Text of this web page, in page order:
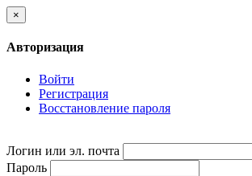
×
Авторизация
Войти
Регистрация
Восстановление пароля
Логин или эл. почта
Пароль